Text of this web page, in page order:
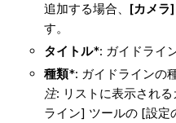
追加する場合、 [カメラ]
す。
タイトル*: ガイドライ
種類*: ガイドラインの
注: リストに表示され
ライン] ツールの [設定